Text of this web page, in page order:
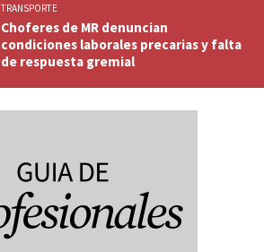
TRANSPORTE
Choferes de MR denuncian
condiciones laborales precarias y falta
de respuesta gremial